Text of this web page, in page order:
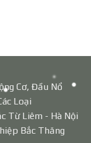
Cơ, Đầu Nổ
Loại
Từ Liêm - Hà Nội
Bắc Thăng